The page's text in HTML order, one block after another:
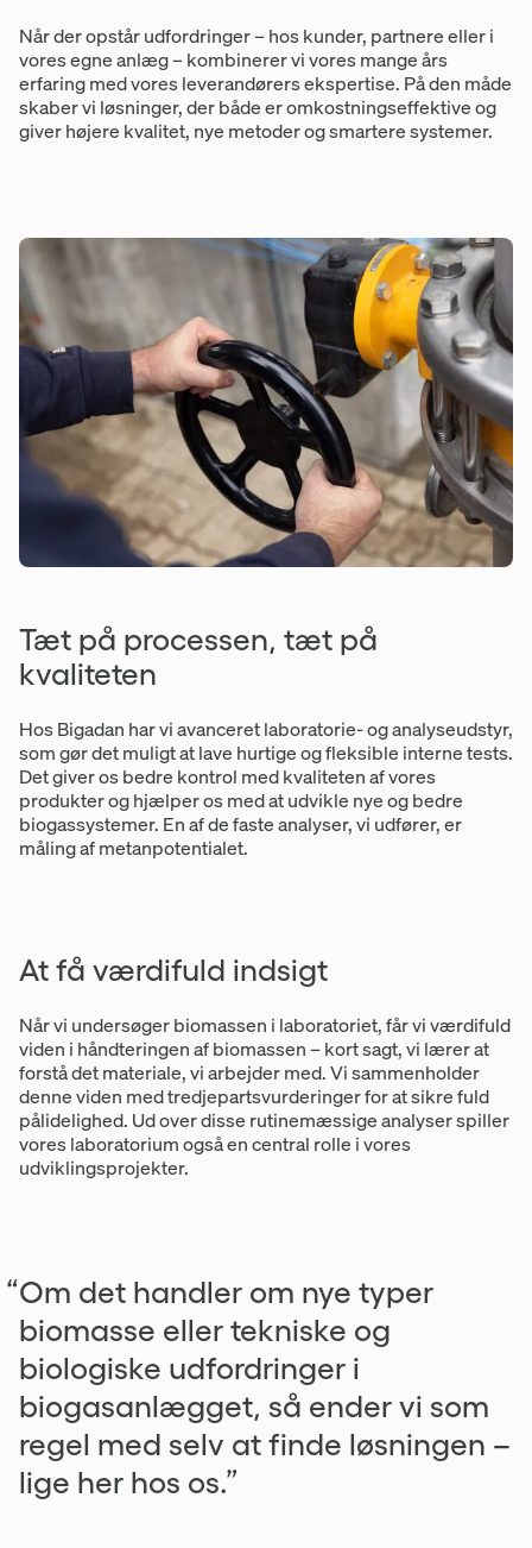
Når der opstår udfordringer – hos kunder, partnere eller i
vores egne anlæg – kombinerer vi vores mange års
erfaring med vores leverandørers ekspertise. På den måde
skaber vi løsninger, der både er omkostningseffektive og
giver højere kvalitet, nye metoder og smartere systemer.
Tæt på processen, tæt på
kvaliteten
Hos Bigadan har vi avanceret laboratorie- og analyseudstyr,
som gør det muligt at lave hurtige og fleksible interne tests.
Det giver os bedre kontrol med kvaliteten af vores
produkter og hjælper os med at udvikle nye og bedre
biogassystemer. En af de faste analyser, vi udfører, er
måling af metanpotentialet.
At få værdifuld indsigt
Når vi undersøger biomassen i laboratoriet, får vi værdifuld
viden i håndteringen af biomassen – kort sagt, vi lærer at
forstå det materiale, vi arbejder med. Vi sammenholder
denne viden med tredjepartsvurderinger for at sikre fuld
pålidelighed. Ud over disse rutinemæssige analyser spiller
vores laboratorium også en central rolle i vores
udviklingsprojekter.
“Om det handler om nye typer
biomasse eller tekniske og
biologiske udfordringer i
biogasanlægget, så ender vi som
regel med selv at finde løsningen –
lige her hos os.”